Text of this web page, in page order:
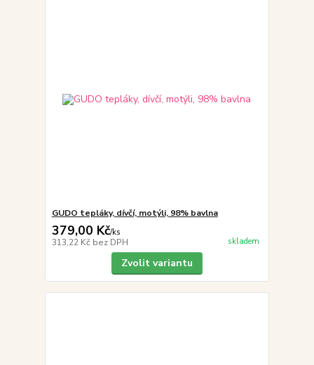
GUDO tepláky, dívčí, motýli, 98% bavlna
379,00 Kč/ks
313,22 Kč bez DPH skladem
Zvolit variantu